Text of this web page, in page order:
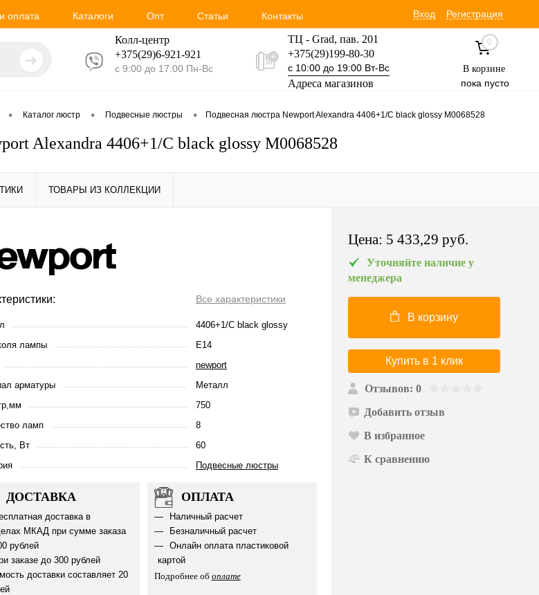
оплата Каталоги Опт Статьи Контакты Вход Регистрация
Колл-центр
+375(29)6-921-921
с 9:00 до 17:00 Пн-Вс
ТЦ - Grad, пав. 201
+375(29)199-80-30
с 10:00 до 19:00 Вт-Вс
Адреса магазинов
+375(29)354-30-60
0
В корзине
пока пусто
• Каталог люстр • Подвесные люстры • Подвесная люстра Newport Alexandra 4406+1/C black glossy М0068528
Alexandra 4406+1/C black glossy М0068528
ТОВАРЫ ИЗ КОЛЛЕКЦИИ
Все характеристики
4406+1/C black glossy
лампы
E14
newport
арматуры
Металл
750
ламп
8
Вт
60
Подвесные люстры
ДОСТАВКА
доставка в
МКАД при сумме заказа
рублей
заказе до 300 рублей
доставки составляет 20
ОПЛАТА
Наличный расчет
Безналичный расчет
Онлайн оплата пластиковой
картой
Подробнее об оплате
Цена: 5 433,29 pуб.
Уточняйте наличие у
менеджера
В корзину
Купить в 1 клик
Отзывов: 0
Добавить отзыв
В избранное
К сравнению